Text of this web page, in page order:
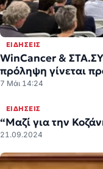
ΕΙΔΉΣΕΙΣ
WinCancer &
πρόληψη γίνεται
7 Μάι 14:24
ΕΙΔΉΣΕΙΣ
“Μαζί για την
21.09.2024